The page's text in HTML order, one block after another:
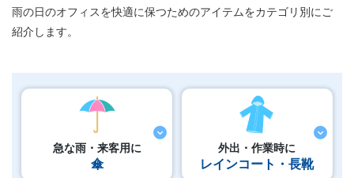
雨の日のオフィスを快適に保つためのアイテムをカテゴリ別にご
紹介します。
急な雨・来客用に
傘
外出・作業時に
レインコート・長靴